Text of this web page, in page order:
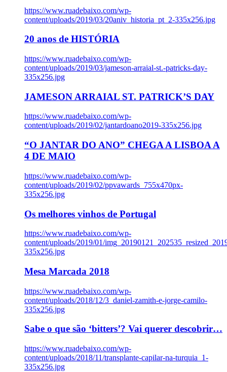
https://www.ruadebaixo.com/wp-
content/uploads/2019/03/20aniv_historia_pt_2-335x256.jpg
20 anos de HISTÓRIA
https://www.ruadebaixo.com/wp-
content/uploads/2019/03/jameson-arraial-st.-patricks-day-
335x256.jpg
JAMESON ARRAIAL ST. PATRICK’S DAY
https://www.ruadebaixo.com/wp-
content/uploads/2019/02/jantardoano2019-335x256.jpg
“O JANTAR DO ANO” CHEGA A LISBOA A
4 DE MAIO
https://www.ruadebaixo.com/wp-
content/uploads/2019/02/ppvawards_755x470px-
335x256.jpg
Os melhores vinhos de Portugal
https://www.ruadebaixo.com/wp-
content/uploads/2019/01/
335x256.jpg
Mesa Marcada 2018
https://www.ruadebaixo.com/wp-
content/uploads/2018/12/3_daniel-zamith-e-jorge-camilo-
335x256.jpg
Sabe o que são ‘bitters’? Vai querer descobrir…
https://www.ruadebaixo.com/wp-
content/uploads/2018/11/transplante-capilar-na-turquia_1-
335x256.jpg